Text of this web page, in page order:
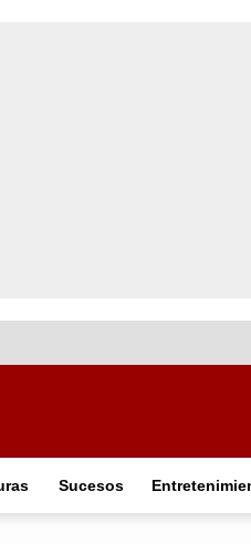
Sucesos